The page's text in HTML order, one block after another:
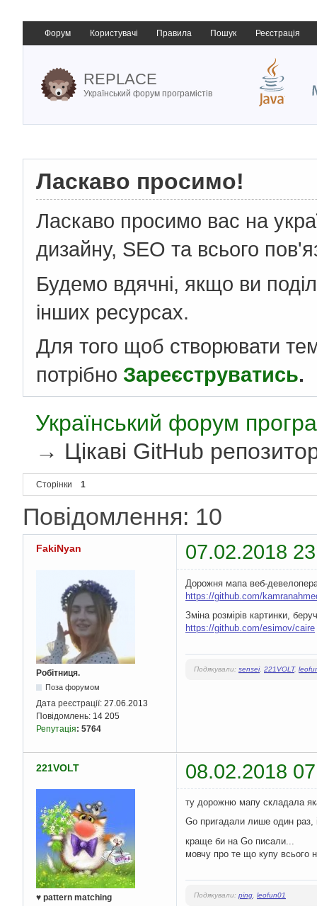
Форум Користувачі Правила Пошук Реєстрація
REPLACE
Український форум програмістів
Ласкаво просимо!
Ласкаво просимо вас на
дизайну, SEO та всього
Будемо вдячні, якщо ви
інших ресурсах.
Для того щоб створювати
потрібно Зареєструватись.
Український форум
→ Цікаві GitHub
Сторінки 1
Повідомлення: 10
FakiNyan 07.02.2018
Робітниця.
Поза форумом
Дата реєстрації: 27.06.2013
Повідомлень: 14 205
Репутація: 5764
Дорожня мапа веб-
https://github.com/
Зміна розмірів картинки,
https://github.com/esimov/caire
Подякували: sensei, 221VOLT,
221VOLT 08.02.2018
♥ pattern matching
ту дорожню мапу складала
Go пригадали лише один раз,
краще би на Go писали...
мовчу про те що купу всього
Подякували: ping leofun01